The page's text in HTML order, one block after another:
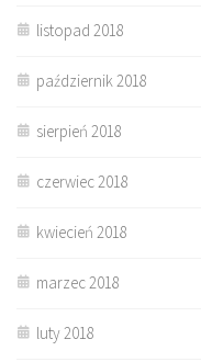
listopad 2018
październik 2018
sierpień 2018
czerwiec 2018
kwiecień 2018
marzec 2018
luty 2018